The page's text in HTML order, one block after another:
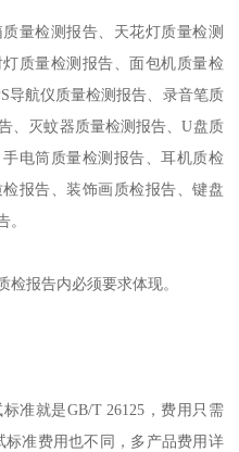
量检测报告、天花灯质量检测
质量检测报告、面包机质量检
导航仪质量检测报告、录音笔质
、灭蚊器质量检测报告、U盘质
电筒质量检测报告、耳机质检
报告、装饰画质检报告、键盘
。
报告内必须要求体现。
准就是GB/T 26125，费用只需
标准费用也不同，多产品费用详